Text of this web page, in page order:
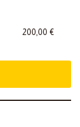
200,00 €